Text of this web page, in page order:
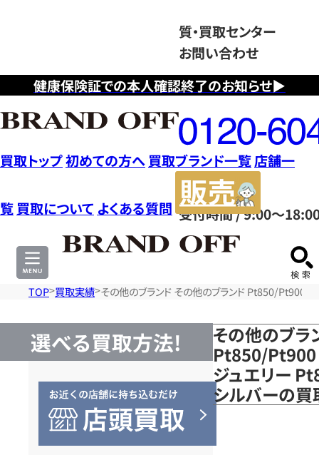
健康保険証での本人確認終了のお知らせ▶
質・買取センター
お問い合わせ
フ
リ
ー
ダ
イ
ヤ
ル
0120604117
受付時間 / 9:00～
買取トップ初めての方へ 買取ブランド一覧店舗一
覧 買取について よくある質問
サ
TOP 買取実績 その他のブランド その他のブランド Pt850/Pt900
選べる買取方法!
その他のブラ
Pt850/Pt900
ジュエリー
シルバーの